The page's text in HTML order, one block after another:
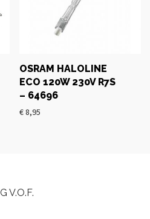
OSRAM HALOLINE
ECO 120W 230V R7S
– 64696
€8,95
V.O.F.